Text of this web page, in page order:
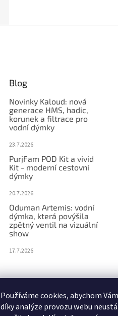
Používáme cookies, abychom
díky analýze provozu webu
Blog
Novinky Kaloud: nová
generace HMS, hadic,
korunek a filtrace pro
vodní dýmky
23.7.2026
PurjFam POD Kit a vivid
Kit - moderní cestovní
dýmky
20.7.2026
Oduman Artemis: vodní
dýmka, která povýšila
zpětný ventil na vizuální
show
17.7.2026